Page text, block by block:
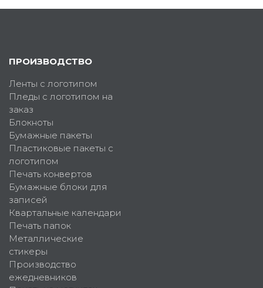
ПРОИЗВОДСТВО
Ленты с логотипом
Пледы с логотипом на
заказ
Блокноты
Бумажные пакеты
Пластиковые пакеты с
логотипом
Печать конвертов
Бумажные блоки для
записей
Квартальные календари
Печать папок
Металлические
стикеры
Производство
ежедневников